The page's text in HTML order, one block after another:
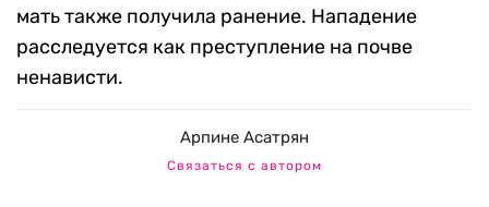
мать также получила ранение. Нападение
расследуется как преступление на почве
ненависти.
Арпине Асатрян
Связаться с автором